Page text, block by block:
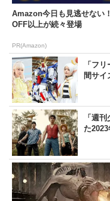
Amazon今日も見逃せない
OFF以上が続々登場
PR(Amazon)
「フ
間サイ
「週
た